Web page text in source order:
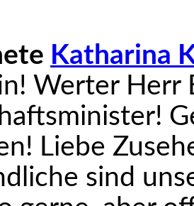
Katharina
Werter Herr
Liebe
sind